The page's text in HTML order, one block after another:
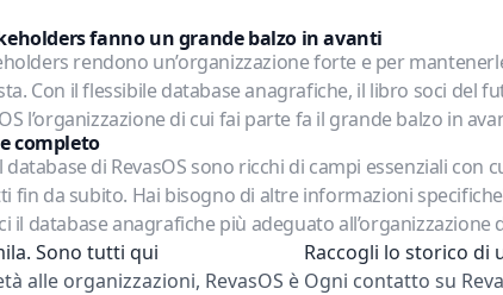
fanno un grande balzo in avanti
rendono un’organizzazione forte e per
Con il flessibile database anagrafiche, il libro soci del
l’organizzazione di cui fai parte fa il grande balzo in
completo
di RevasOS sono ricchi di campi essenziali con
fin da subito. Hai bisogno di altre informazioni
il database anagrafiche più adeguato all’organizzazione
Sono tutti qui
alle organizzazioni, RevasOS è
Raccogli lo storico di
Ogni contatto su